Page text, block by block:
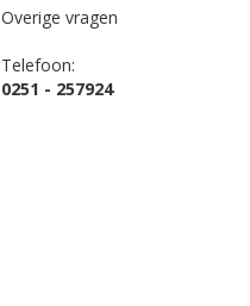
Overige vragen
Telefoon:
0251 - 257924